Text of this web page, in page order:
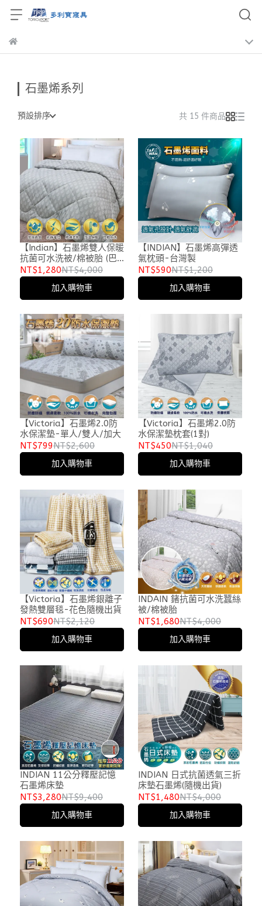
石墨烯系列
預設排序 共 15 件商品
【Indian】石墨烯雙人保暖
抗菌可水洗被/棉被胎 (巴
洛克)-台灣製
NT$1,280NT$4,000
加入購物車
【INDIAN】石墨烯高彈透
氣枕頭-台灣製
NT$590NT$1,200
加入購物車
【Victoria】石墨烯2.0防
水保潔墊-單人/雙人/加大
NT$799NT$2,600
加入購物車
【Victoria】石墨烯2.0防
水保潔墊枕套(1對)
NT$450NT$1,040
加入購物車
【Victoria】石墨烯銀離子
發熱雙層毯-花色隨機出貨
NT$690NT$2,120
加入購物車
INDAIN 鍺抗菌可水洗蠶絲
被/棉被胎
NT$1,680NT$4,000
加入購物車
INDIAN 11公分釋壓記憶
石墨烯床墊
NT$3,280NT$9,400
加入購物車
INDIAN 日式抗菌透氣三折
床墊石墨烯(隨機出貨)
NT$1,480NT$4,000
加入購物車